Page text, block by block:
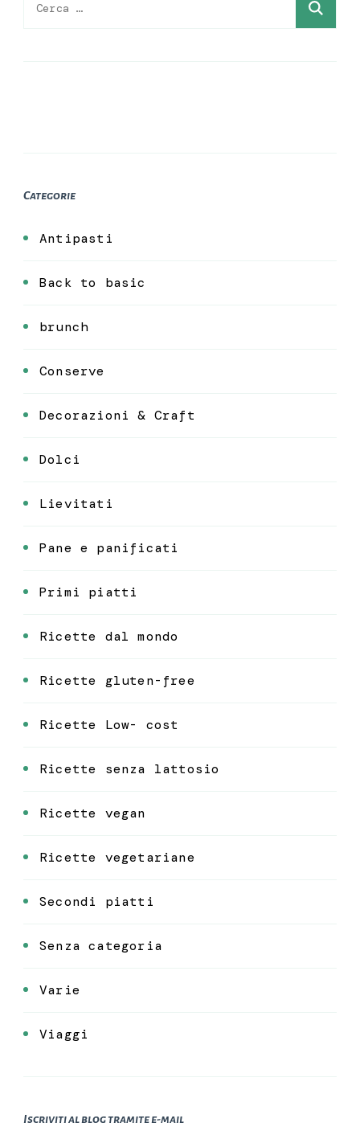
Categorie
Antipasti
Back to basic
brunch
Conserve
Decorazioni & Craft
Dolci
Lievitati
Pane e panificati
Primi piatti
Ricette dal mondo
Ricette gluten-free
Ricette Low- cost
Ricette senza lattosio
Ricette vegan
Ricette vegetariane
Secondi piatti
Senza categoria
Varie
Viaggi
Iscriviti al blog tramite e-mail